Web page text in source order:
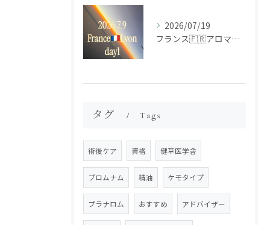
2026/07/19
フランス🇫🇷アロマ研修ツアー𝗱𝗮𝘆𝟭
タグ Tags
術後ケア 資格 健草医学舎
プロムナム 精油 ケモタイプ
プラナロム おすすめ アドバイザー